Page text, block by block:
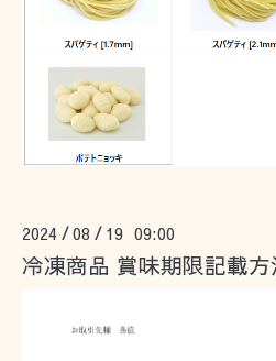
2024 /08 / 19 09:00
冷凍商品 賞味期限記載